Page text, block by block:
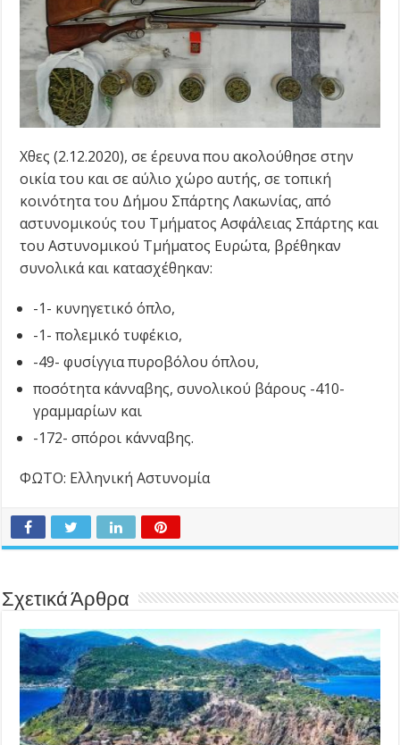
Χθες (2.12.2020), σε έρευνα που ακολούθησε στην
οικία του και σε αύλιο χώρο αυτής, σε τοπική
κοινότητα του Δήμου Σπάρτης Λακωνίας, από
αστυνομικούς του Τμήματος Ασφάλειας Σπάρτης και
του Αστυνομικού Τμήματος Ευρώτα, βρέθηκαν
συνολικά και κατασχέθηκαν:
-1- κυνηγετικό όπλο,
-1- πολεμικό τυφέκιο,
-49- φυσίγγια πυροβόλου όπλου,
ποσότητα κάνναβης, συνολικού βάρους -410-
γραμμαρίων και
-172- σπόροι κάνναβης.
ΦΩΤΟ: Ελληνική Αστυνομία
Σχετικά Άρθρα